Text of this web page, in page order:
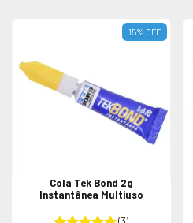
15% OFF
Cola Tek Bond 2g
Instantânea Multiuso